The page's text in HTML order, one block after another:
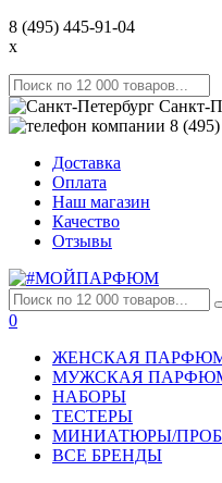
8 (495) 445-91-04
x
Санкт-
8
Доставка
Оплата
Наш магазин
Качество
Отзывы
0
ЖЕНСКАЯ
МУЖСКАЯ
НАБОРЫ
ТЕСТЕРЫ
МИНИАТЮРЫ/
ВСЕ БРЕНДЫ